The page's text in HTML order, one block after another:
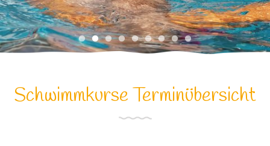
Schwimmkurse Terminübersicht